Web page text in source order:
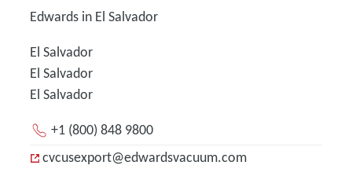
Edwards in El Salvador
El Salvador
El Salvador
El Salvador
+1 (800) 848 9800
cvcusexport@edwardsvacuum.com